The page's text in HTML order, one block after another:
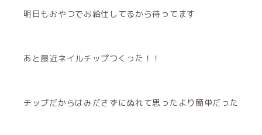
明日もおやつでお給仕してるから待ってます
あと最近ネイルチップつくった！！
チップだからはみださずにぬれて思ったより簡単だった